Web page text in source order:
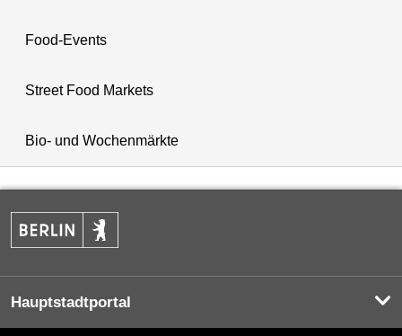
Food-Events
Street Food Markets
Bio- und Wochenmärkte
Hauptstadtportal